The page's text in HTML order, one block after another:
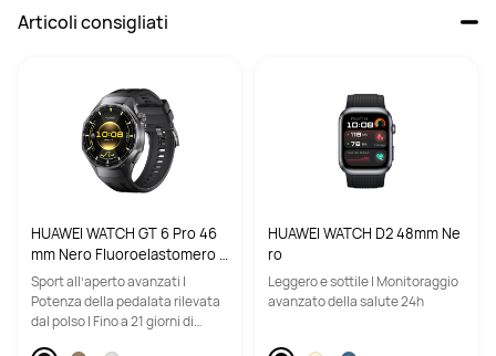
Articoli consigliati
HUAWEI WATCH GT 6 Pro 46
mm Nero Fluoroelastomero /
Vetro zaffiro e cassa in titani
o / Fino a 21 giorni di autono
mia / Compatibile con Androi
Sport all’aperto avanzati |
Potenza della pedalata rilevata
dal polso | Fino a 21 giorni di
HUAWEI WATCH D2 48mm Ne
ro
Leggero e sottile | Monitoraggio
avanzato della salute 24h